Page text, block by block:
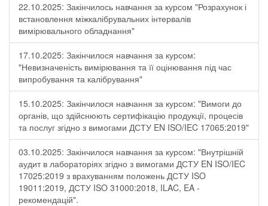
22.10.2025: Закінчилось навчання за курсом "Розрахунок і
встановлення міжкалібрувальних інтервалів
вимірювального обладнання"
17.10.2025: Закінчилося навчання за курсом:
"Невизначеність вимірювання та її оцінювання під час
випробування та калібрування"
15.10.2025: Закінчилося навчання за курсом: "Вимоги до
органів, що здійснюють сертифікацію продукції, процесів
та послуг згідно з вимогами ДСТУ EN ISO/IEC 17065:2019"
03.10.2025: Закінчилося навчання за курсом: "Внутрішній
аудит в лабораторіях згідно з вимогами ДСТУ EN ISO/IEC
17025:2019 з врахуванням положень ДСТУ ISO
19011:2019, ДСТУ ISO 31000:2018, ILAC, EA -
рекомендацій".